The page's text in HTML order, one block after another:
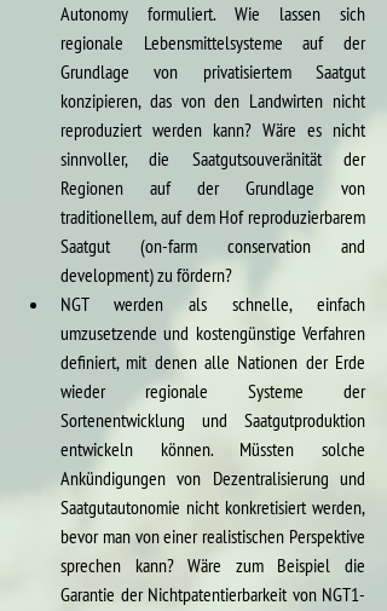
Autonomy formuliert. Wie lassen sich
regionale Lebensmittelsysteme auf der
Grundlage von privatisiertem Saatgut
konzipieren, das von den Landwirten nicht
reproduziert werden kann? Wäre es nicht
sinnvoller, die Saatgutsouveränität der
Regionen auf der Grundlage von
traditionellem, auf dem Hof reproduzierbarem
Saatgut (on-farm conservation and
development) zu fördern?
NGT werden als schnelle, einfach
umzusetzende und kostengünstige Verfahren
definiert, mit denen alle Nationen der Erde
wieder regionale Systeme der
Sortenentwicklung und Saatgutproduktion
entwickeln können. Müssten solche
Ankündigungen von Dezentralisierung und
Saatgutautonomie nicht konkretisiert werden,
bevor man von einer realistischen Perspektive
sprechen kann? Wäre zum Beispiel die
Garantie der Nichtpatentierbarkeit von NGT1-